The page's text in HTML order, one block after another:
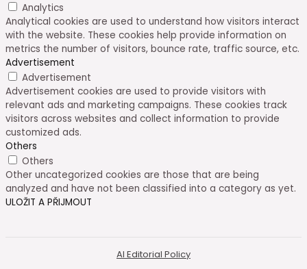
Analytics
Analytical cookies are used to understand how visitors interact
with the website. These cookies help provide information on
metrics the number of visitors, bounce rate, traffic source, etc.
Advertisement
Advertisement
Advertisement cookies are used to provide visitors with
relevant ads and marketing campaigns. These cookies track
visitors across websites and collect information to provide
customized ads.
Others
Others
Other uncategorized cookies are those that are being
analyzed and have not been classified into a category as yet.
ULOŽIT A PŘIJMOUT
AI Editorial Policy